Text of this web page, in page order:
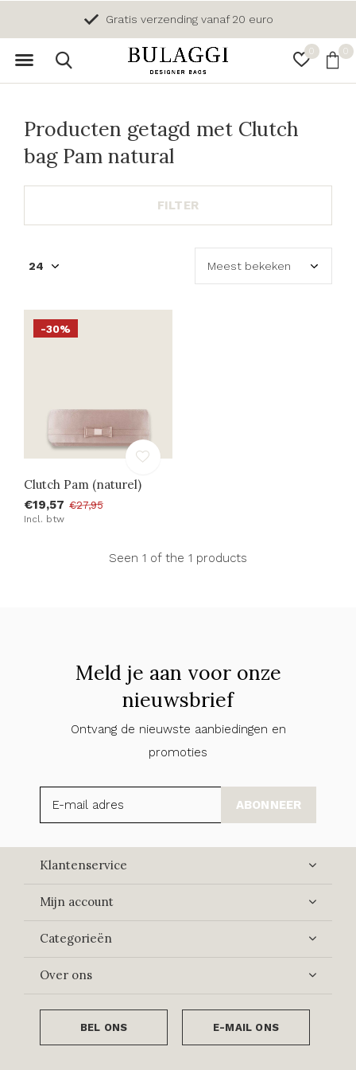
0 0
Gratis verzending vanaf 20 euro
Producten getagd met Clutch
bag Pam natural
FILTER
-30%
Clutch Pam (naturel)
€19,57 €27,95
Incl. btw
Seen 1 of the 1 products
Meld je aan voor onze
nieuwsbrief
Ontvang de nieuwste aanbiedingen en
promoties
ABONNEER
Klantenservice
Mijn account
Categorieën
Over ons
BEL ONS E-MAIL ONS